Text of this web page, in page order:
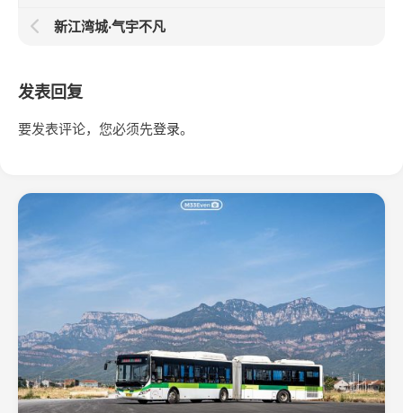
新江湾城·气宇不凡
发表回复
要发表评论，您必须先登录。